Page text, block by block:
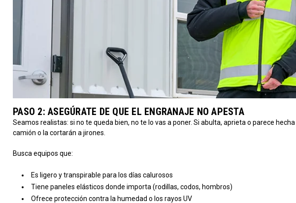
PASO 2: ASEGÚRATE DE QUE EL ENGRANAJE NO APESTA
Seamos realistas: si no te queda bien, no te lo vas a poner. Si abulta, aprieta o parece
camión o la cortarán a jirones.
Busca equipos que:
Es ligero y transpirable para los días calurosos
Tiene paneles elásticos donde importa (rodillas, codos, hombros)
Ofrece protección contra la humedad o los rayos UV